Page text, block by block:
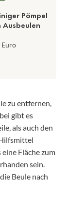
Pömpel
Ausbeulen
zu entfernen,
gibt es
als auch den
Fläche zum
sein.
Beule nach